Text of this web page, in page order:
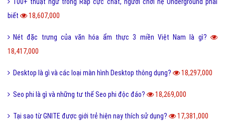
biết
18,607,000
Nét đặc trưng của văn hóa ẩm thực 3 miền Việt Nam là gì?
18,417,000
Desktop là gì và các loại màn hình Desktop thông dụng? 18,297,000
Seo phi là gì và những tư thế Seo phi độc đáo? 18,269,000
Tại sao từ GNITE được giới trẻ hiện nay thích sử dụng? 17,381,000